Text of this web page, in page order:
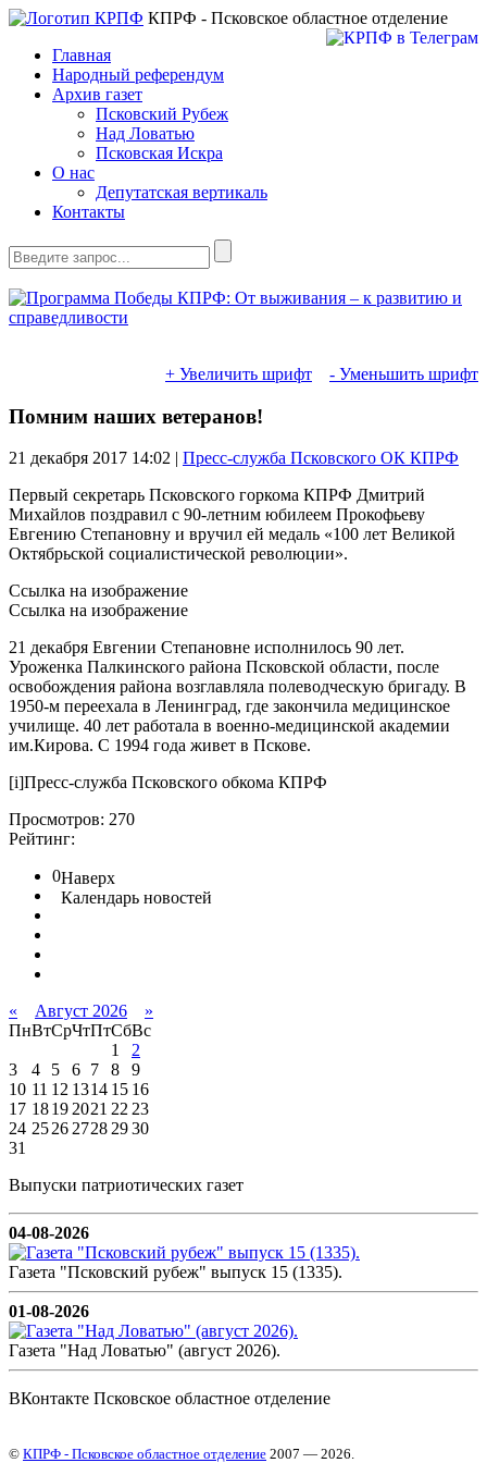
КПРФ - Псковское областное отделение
Главная
Народный референдум
Архив газет
Псковский Рубеж
Над Ловатью
Псковская Искра
О нас
Депутатская вертикаль
Контакты
+ Увеличить шрифт - Уменьшить шрифт
Помним наших ветеранов!
21 декабря 2017 14:02 | Пресс-служба Псковского ОК КПРФ
Первый секретарь Псковского горкома КПРФ Дмитрий
Михайлов поздравил с 90-летним юбилеем Прокофьеву
Евгению Степановну и вручил ей медаль «100 лет Великой
Октябрьской социалистической революции».
Ссылка на изображение
Ссылка на изображение
21 декабря Евгении Степановне исполнилось 90 лет.
Уроженка Палкинского района Псковской области, после
освобождения района возглавляла полеводческую бригаду. В
1950-м переехала в Ленинград, где закончила медицинское
училище. 40 лет работала в военно-медицинской академии
им.Кирова. С 1994 года живет в Пскове.
[i]Пресс-служба Псковского обкома КПРФ
Просмотров: 270
Рейтинг:
0Наверх
Календарь новостей
« Август 2026
»
ПнВтСрЧтПтСбВс
1
2
3
4 5 6 7 8
9
10 11 12 1314 15 16
17 18192021 2223
24 252627282930
31
Выпуски патриотических газет
04-08-2026
Газета "Псковский рубеж" выпуск 15 (1335).
01-08-2026
Газета "Над Ловатью" (август 2026).
ВКонтакте Псковское областное отделение
© КПРФ - Псковское областное отделение 2007 — 2026.